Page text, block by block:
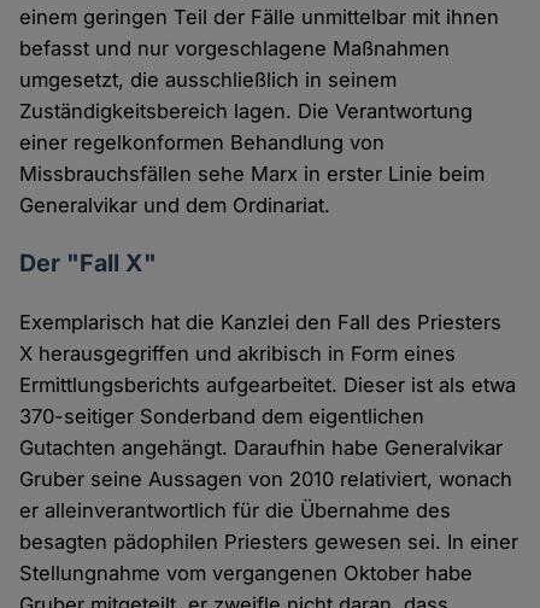
einem geringen Teil der Fälle unmittelbar mit ihnen
befasst und nur vorgeschlagene Maßnahmen
umgesetzt, die ausschließlich in seinem
Zuständigkeitsbereich lagen. Die Verantwortung
einer regelkonformen Behandlung von
Missbrauchsfällen sehe Marx in erster Linie beim
Generalvikar und dem Ordinariat.
Der "Fall X"
Exemplarisch hat die Kanzlei den Fall des Priesters
X herausgegriffen und akribisch in Form eines
Ermittlungsberichts aufgearbeitet. Dieser ist als etwa
370-seitiger Sonderband dem eigentlichen
Gutachten angehängt. Daraufhin habe Generalvikar
Gruber seine Aussagen von 2010 relativiert, wonach
er alleinverantwortlich für die Übernahme des
besagten pädophilen Priesters gewesen sei. In einer
Stellungnahme vom vergangenen Oktober habe